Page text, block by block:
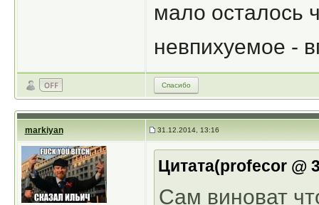
мало осталось
невпихуемое -
Спасибо
markiyan 31.12.2014, 13:16
Цитата(profecor @
Сам виноват